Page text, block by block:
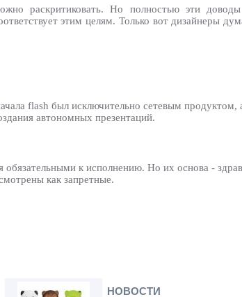
раскритиковать. Но полностью эти
этим целям. Только вот дизайнеры
flash был исключительно сетевым
автономных презентаций.
обязательными к исполнению. Но их основа -
как запретные.
НОВОСТИ